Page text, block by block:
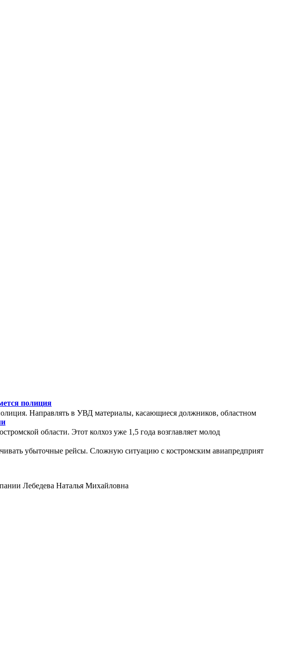
полиция
Направлять в УВД материалы, касающиеся должников, областном
области. Этот колхоз уже 1,5 года возглавляет молод
убыточные рейсы. Сложную ситуацию с костромским авиапредприят
Лебедева Наталья Михайловна